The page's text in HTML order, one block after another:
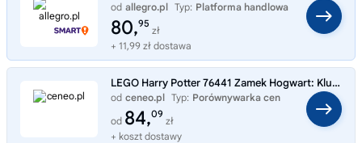
od allegro.pl Typ: Platforma handlowa
80,95
zł
+ 11,99 zł dostawa
LEGO Harry Potter 76441 Zamek Hogwart: Klub pojedynków
od ceneo.pl Typ: Porównywarka cen
od 84,09
zł
+ koszt dostawy